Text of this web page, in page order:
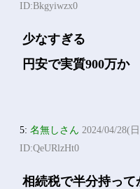
ID:Bkgyiwzx0
少なすぎる
円安で実質900万か
5:名無しさん 2024/04/28(
ID:QeURlzHt0
相続税で半分持って